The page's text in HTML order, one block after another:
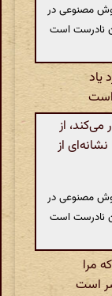
مصنوعی در
نادرست است
یاد
است
از
از
مصنوعی در
نادرست است
مرا
است